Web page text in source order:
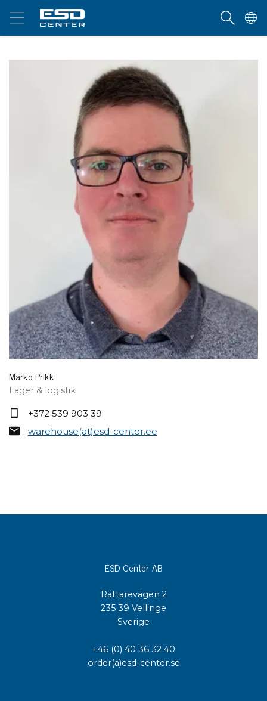
Marko Prikk
Lager & logistik
+372 539 903 39
warehouse(at)esd-center.ee
ESD Center AB
Rättarevägen 2
235 39 Vellinge
Sverige
+46 (0) 40 36 32 40
order(a)esd-center.se